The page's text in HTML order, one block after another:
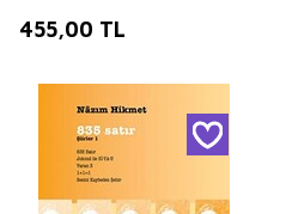
455,00 TL